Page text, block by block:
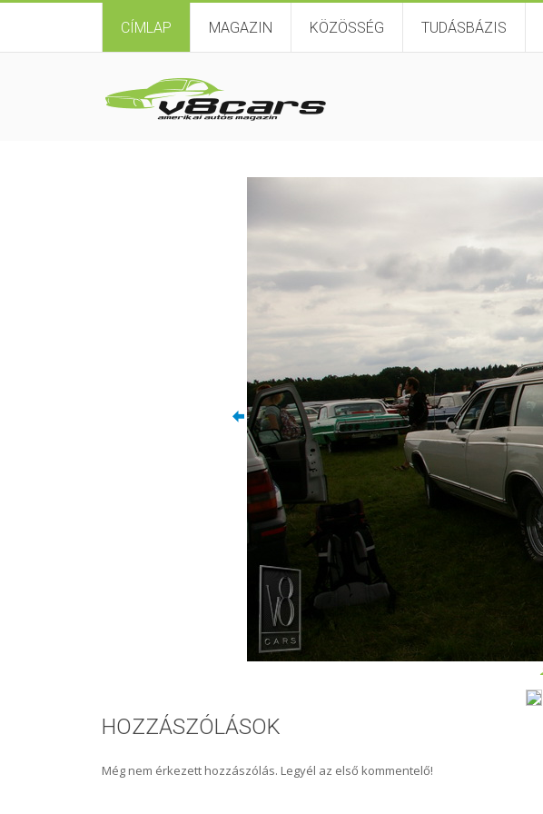
CÍMLAP MAGAZIN KÖZÖSSÉG TUDÁSBÁZIS
HOZZÁSZÓLÁSOK
Még nem érkezett hozzászólás. Legyél az első kommentelő!